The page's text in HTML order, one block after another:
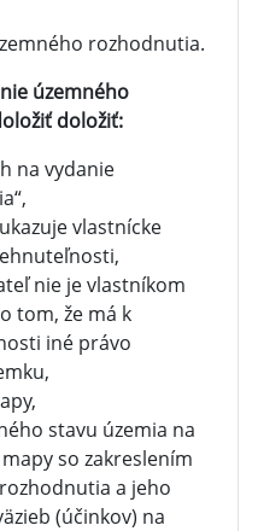
rozhodnutia.
územného
doložiť:
na vydanie
vlastnícke
nie je vlastníkom
tom, že má k
iné právo
stavu územia na
so zakreslením
a jeho
(účinkov) na